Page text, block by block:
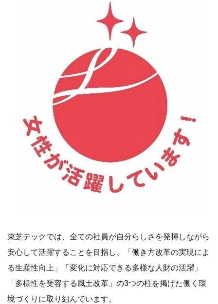
東芝テックでは、全ての社員が自分らしさを発揮しながら
安心して活躍することを目指し、「働き方改革の実現によ
る生産性向上」「変化に対応できる多様な人財の活躍」
「多様性を受容する風土改革」の3つの柱を掲げた働く環
境づくりに取り組んでいます。